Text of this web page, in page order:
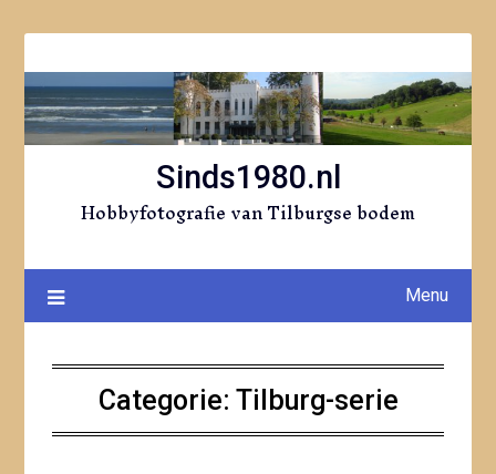
naar
inhoud
Sinds1980.nl
Hobbyfotografie van Tilburgse bodem
Menu
Categorie: Tilburg-serie